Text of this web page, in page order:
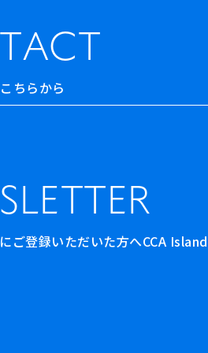
ちらから
ご登録いただいた方へCCA